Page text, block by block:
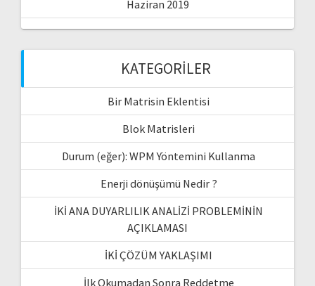
Haziran 2019
KATEGORILER
Bir Matrisin Eklentisi
Blok Matrisleri
Durum (eğer): WPM Yöntemini Kullanma
Enerji dönüşümü Nedir ?
İKİ ANA DUYARLILIK ANALİZİ PROBLEMİNİN
AÇIKLAMASI
İKİ ÇÖZÜM YAKLAŞIMI
İlk Okumadan Sonra Reddetme